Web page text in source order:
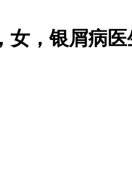
女，银屑病